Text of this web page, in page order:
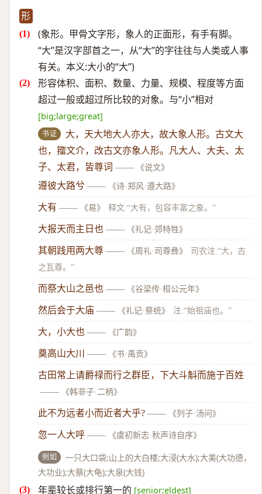
形
(象形。甲骨文字形，象人的正面形，有手有脚。
“大”是汉字部首之一，从“大”的字往往与人类或人事
有关。本义:大小的“大”)
形容体积、面积、数量、力量、规模、程度等方面
超过一般或超过所比较的对象。与“小”相对
[big;large;great]
书证
大，天大地大人亦大，故大象人形。古文大
也，籀文介，改古文亦象人形。凡大人、大夫、太
子、太君，皆尊词 —— 《说文》
遵彼大路兮 —— 《诗·郑风·遵大路》
大有 —— 《易》 释文:“大有，包容丰富之象。”
大报天而主日也 —— 《礼记·郊特牲》
其朝践用两大尊 —— 《周礼·司尊彝》
司农注:“大，古
之瓦尊。”
而祭大山之邑也 —— 《谷梁传·桓公元年》
然后会于大庙 —— 《礼记·祭统》 注:“始祖庙也。”
大，小大也 —— 《广韵》
奠高山大川 —— 《书·禹贡》
古田常上请爵禄而行之群臣，下大斗斛而施于百姓
——
《韩非子·二柄》
此不为远者小而近者大乎? —— 《列子·汤问》
忽一人大呼 —— 《虞初新志·秋声诗自序》
例如
一只大口袋;山上的大白楼;大浸(大水);大美(大功德，
大功业);大蔡(大龟);大泉(大钱)
年辈较长或排行第一的 [senior;eldest]